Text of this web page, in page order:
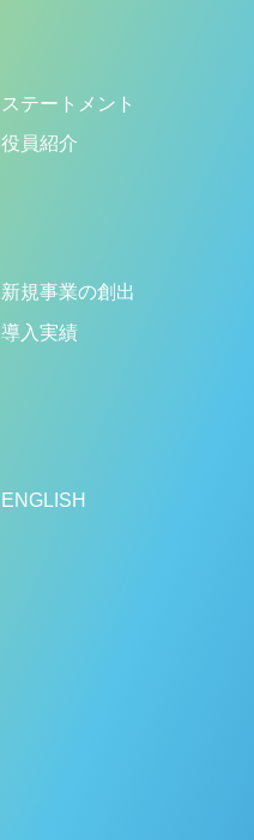
ステートメント
役員紹介
新規事業の創出
導入実績
ENGLISH